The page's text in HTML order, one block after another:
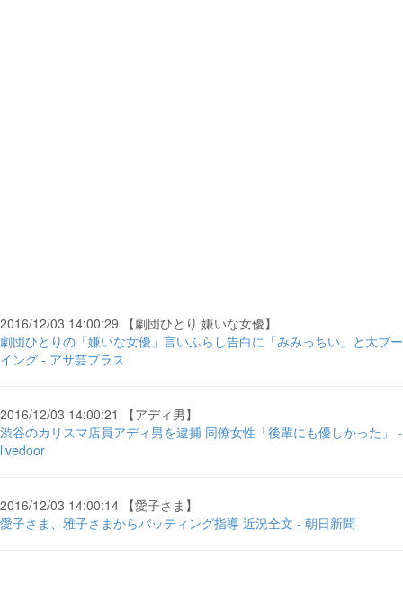
2016/12/03 14:00:29 【劇団ひとり 嫌いな女優】
劇団ひとりの「嫌いな女優」言いふらし告白に「みみっちい」と大ブー
イング - アサ芸プラス
2016/12/03 14:00:21 【アディ男】
渋谷のカリスマ店員アディ男を逮捕 同僚女性「後輩にも優しかった」 -
livedoor
2016/12/03 14:00:14 【愛子さま】
愛子さま、雅子さまからバッティング指導 近況全文 - 朝日新聞